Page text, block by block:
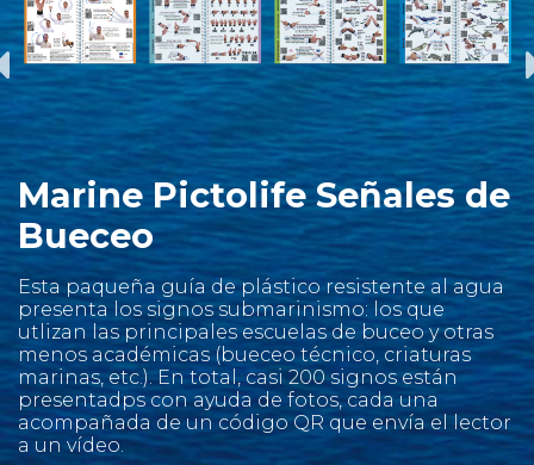
Marine Pictolife Señales de
Bueceo
Esta paqueña guía de plástico resistente al agua
presenta los signos submarinismo: los que
utlizan las principales escuelas de buceo y otras
menos académicas (bueceo técnico, criaturas
marinas, etc.). En total, casi 200 signos están
presentadps con ayuda de fotos, cada una
acompañada de un código QR que envía el lector
a un vídeo.